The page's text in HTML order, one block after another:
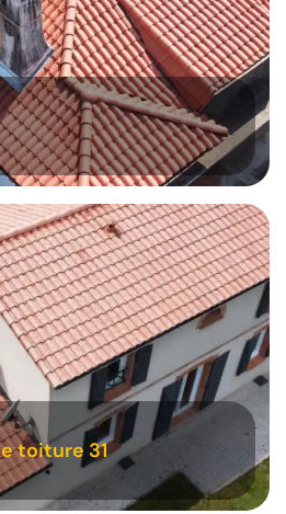
toiture 31